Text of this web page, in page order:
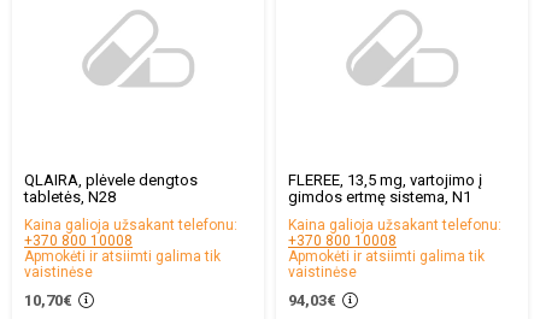
QLAIRA, plėvele dengtos
tabletės, N28
Kaina galioja užsakant telefonu:
+370 800 10008
Apmokėti ir atsiimti galima tik
vaistinėse
10,70€
FLEREE, 13,5 mg, vartojimo į
gimdos ertmę sistema, N1
Kaina galioja užsakant telefonu:
+370 800 10008
Apmokėti ir atsiimti galima tik
vaistinėse
94,03€